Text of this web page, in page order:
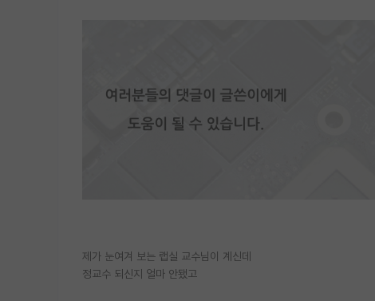
제가 눈여겨 보는 랩실 교수님이 계신데
정교수 되신지 얼마 안됐고